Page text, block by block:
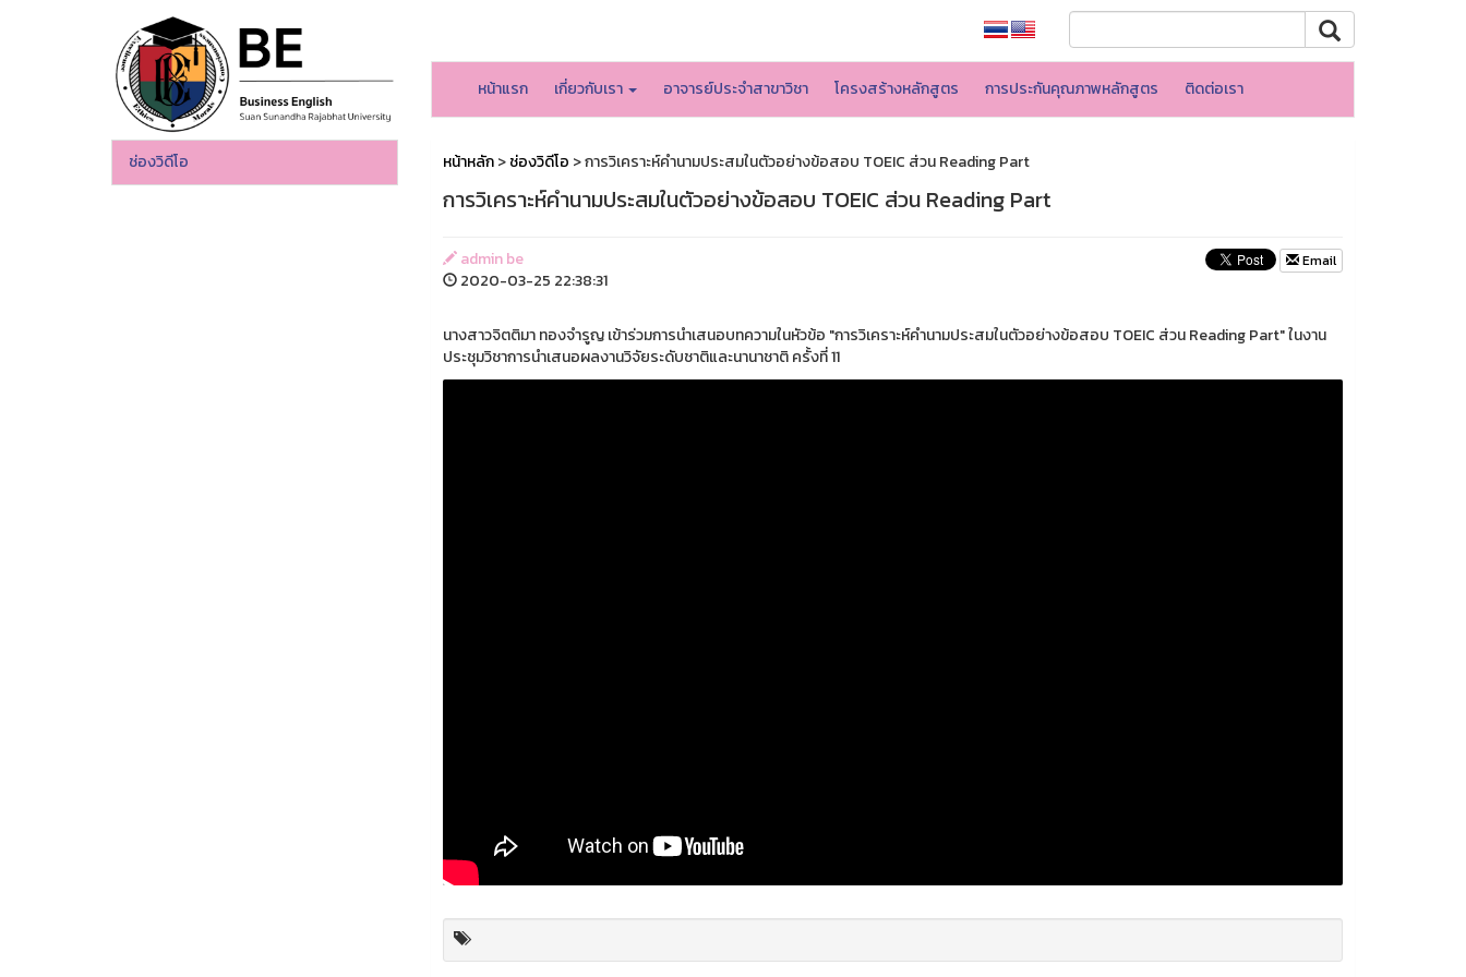
หน้าแรก เกี่ยวกับเรา อาจารย์ประจำสาขาวิชา โครงสร้างหลักสูตร การประกันคุณภาพหลักสูตร ติดต่อเรา
ช่องวิดีโอ หน้าหลัก>ช่องวิดีโอ > การวิเคราะห์คำนามประสมในตัวอย่างข้อสอบ TOEIC ส่วน Reading Part
การวิเคราะห์คำนามประสมในตัวอย่างข้อสอบ TOEIC ส่วน Reading Part
admin be
2020-03-25 22:38:31
Email
นางสาวจิตติมา ทองจำรูญ เข้าร่วมการนำเสนอบทความในหัวข้อ "การวิเคราะห์คำนามประสมในตัวอย่างข้อสอบ TOEIC ส่วน Reading Part" ในงาน
ประชุมวิชาการนำเสนอผลงานวิจัยระดับชาติและนานาชาติ ครั้งที่ 11